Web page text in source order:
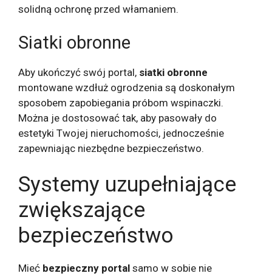
solidną ochronę przed włamaniem.
Siatki obronne
Aby ukończyć swój portal, siatki obronne
montowane wzdłuż ogrodzenia są doskonałym
sposobem zapobiegania próbom wspinaczki.
Można je dostosować tak, aby pasowały do ​​
estetyki Twojej nieruchomości, jednocześnie
zapewniając niezbędne bezpieczeństwo.
Systemy uzupełniające
zwiększające
bezpieczeństwo
Mieć bezpieczny portal samo w sobie nie